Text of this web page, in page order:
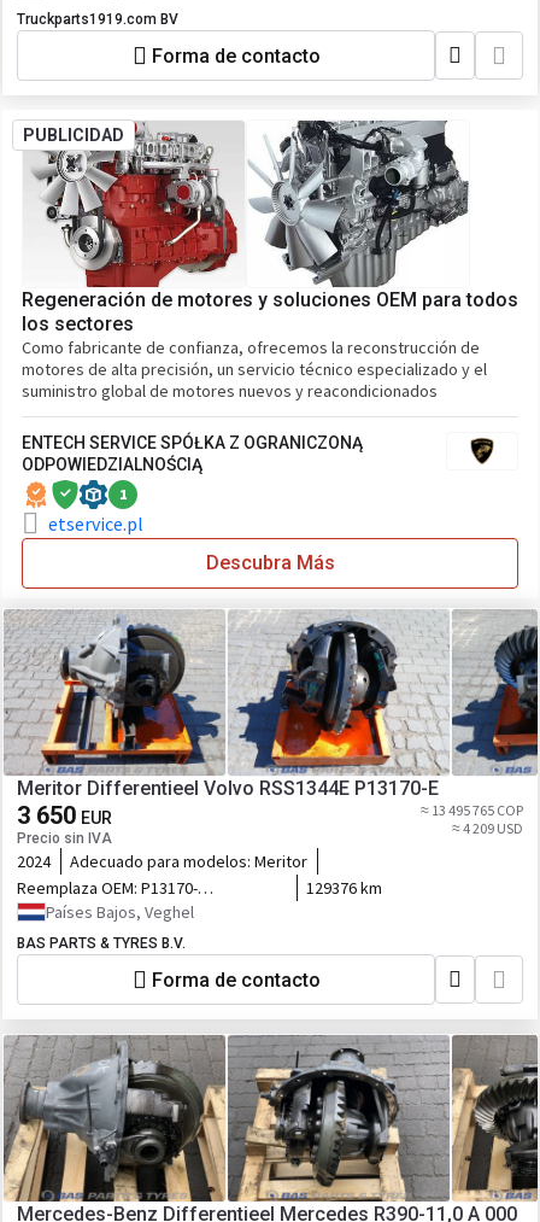
Truckparts1919.com BV
Forma de contacto
PUBLICIDAD
Regeneración de motores y soluciones OEM para todos
los sectores
Como fabricante de confianza, ofrecemos la reconstrucción de
motores de alta precisión, un servicio técnico especializado y el
suministro global de motores nuevos y reacondicionados
ENTECH SERVICE SPÓŁKA Z OGRANICZONĄ
ODPOWIEDZIALNOŚCIĄ
1
etservice.pl
Descubra Más
Meritor Differentieel Volvo RSS1344E P13170-E
3 650 EUR
Precio sin IVA
≈ 13 495 765 COP
≈ 4 209 USD
2024 Adecuado para modelos: Meritor
Reemplaza OEM: P13170-
129376 km
Países Bajos, Veghel
BAS PARTS & TYRES B.V.
Forma de contacto
Mercedes-Benz Differentieel Mercedes R390-11,0 A 000